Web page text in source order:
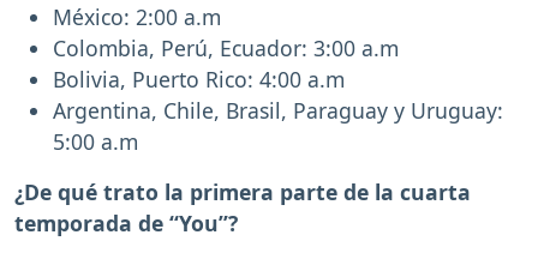
México: 2:00 a.m
Colombia, Perú, Ecuador: 3:00 a.m
Bolivia, Puerto Rico: 4:00 a.m
Argentina, Chile, Brasil, Paraguay y Uruguay:
5:00 a.m
¿De qué trato la primera parte de la cuarta
temporada de “You”?